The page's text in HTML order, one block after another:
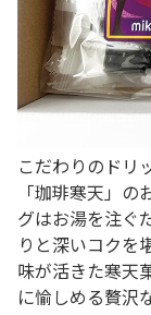
こだわりのドリ
「珈琲寒天」
グはお湯を注ぐ
りと深いコクを
味が活きた寒天
に愉しめる贅沢